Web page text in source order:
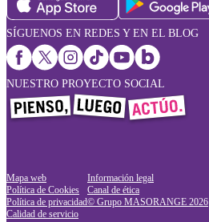
SÍGUENOS EN REDES Y EN EL BLOG
NUESTRO PROYECTO SOCIAL
Mapa web
Política de Cookies
Política de privacidad
Calidad de servicio
Información legal
Canal de ética
© Grupo MASORANGE 2026